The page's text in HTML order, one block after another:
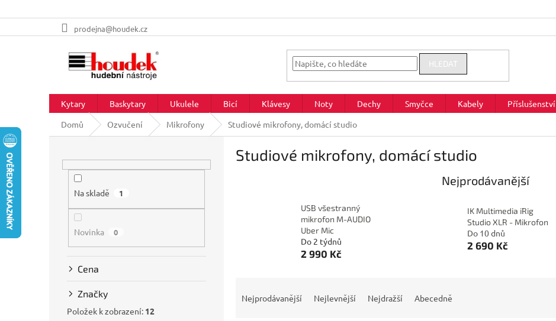
na
prodejna@houdek.cz
HLEDAT
Kytary Baskytary Ukulele Bicí Klávesy Noty Dechy Smyčce Kabely Příslušenství
Domů
Ozvučení Mikrofony Studiové mikrofony, domácí studio
Na skladě 1
Novinka 0
Cena
Značky
Položek k zobrazení: 12
Studiové mikrofony, domácí studio
Nejprodávanější
USB všestranný
mikrofon M-AUDIO
Uber Mic
Do 2 týdnů
2 990 Kč
IK Multimedia iRig
Studio XLR - Mikrofon
Do 10 dnů
2 690 Kč
Nejprodávanější Nejlevnější Nejdražší Abecedně